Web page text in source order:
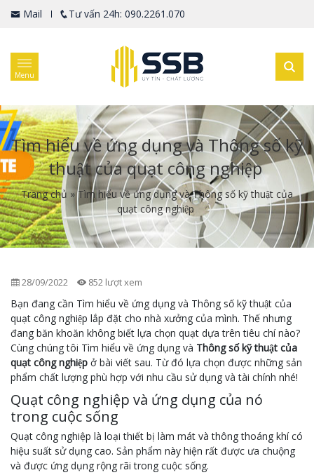
Mail Tư vấn 24h: 090.2261.070
Menu
Tìm hiểu về ứng dụng và Thông số kỹ
thuật của quạt công nghiệp
Trang chủ »Tìm hiểu về ứng dụng và Thông số kỹ thuật của
quạt công nghiệp
28/09/2022 852 lượt xem
Bạn đang cần Tìm hiểu về ứng dụng và Thông số kỹ thuật của
quạt công nghiệp lắp đặt cho nhà xưởng của mình. Thế nhưng
đang băn khoăn không biết lựa chọn quạt dựa trên tiêu chí nào?
Cùng chúng tôi Tìm hiểu về ứng dụng và Thông số kỹ thuật của
quạt công nghiệp ở bài viết sau. Từ đó lựa chọn được những sản
phẩm chất lượng phù hợp với nhu cầu sử dụng và tài chính nhé!
Quạt công nghiệp và ứng dụng của nó
trong cuộc sống
Quạt công nghiệp là loại thiết bị làm mát và thông thoáng khí có
hiệu suất sử dụng cao. Sản phẩm này hiện rất được ưa chuộng
và được ứng dụng rộng rãi trong cuộc sống.